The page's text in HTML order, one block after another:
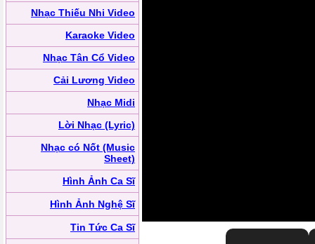
Nhạc Thiếu Nhi Video
Karaoke Video
Nhạc Tân Cổ Video
Cải Lương Video
Nhạc Midi
Lời Nhạc (Lyric)
Nhạc có Nốt (Music
Sheet)
Hình Ảnh Ca Sĩ
Hình Ảnh Nghệ Sĩ
Tin Tức Ca Sĩ